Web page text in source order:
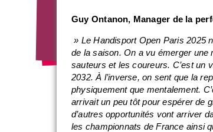
Guy Ontanon, Manager de la
» Le Handisport Open Paris 2025
de la saison. On a vu émerger
sauteurs et les coureurs. C’est un
2032.À l’inverse, on sent que la
physiquement que mentalement.
arrivait un peu tôt pour espérer de
d’autres opportunités vont arriver
les championnats de France ainsi